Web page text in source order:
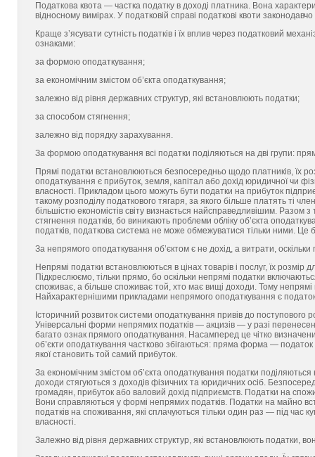
Податкова квота — частка податку в доході платника. Вона
відносному вимірах. У податковій справі податкові квоти
Краще з’ясувати сутність податків і їх вплив через податковий
ознаками:
за формою оподаткування;
за економічним змістом об’єкта оподаткування;
залежно від рівня державних структур, які встановлюють податки;
за способом стягнення;
залежно від порядку зарахування.
За формою оподаткування всі податки поділяються на дві групи:
Прямі податки встановлюються безпосередньо щодо платників, їх
оподаткування є прибуток, земля, капітал або дохід юридичної чи
власності. Прикладом цього можуть бути податки на прибуток
такому розподілу податкового тягаря, за якого більше платять ті
більшістю економістів світу визнається найсправедливішим.
стягнення податків, бо виникають проблеми обліку об’єкта
податків, податкова система не може обмежуватися тільки ними. Це
За непрямого оподаткування об’єктом є не дохід, а витрати, оскільки
Непрямі податки встановлюються в цінах товарів і послуг, їх
Підкреслюємо, тільки прямо, бо оскільки непрямі податки
споживає, а більше споживає той, хто має вищі доходи. Тому
Найхарактернішими прикладами непрямого оподаткування є
Історичний розвиток системи оподаткування привів до
Універсальні форми непрямих податків — акцизів — у разі
багато ознак прямого оподаткування. Насамперед це чітко
об’єкти оподаткування частково збігаються: пряма форма —
якої становить той самий прибуток.
За економічним змістом об’єкта оподаткування податки
доходи стягуються з доходів фізичних та юридичних осіб.
громадян, прибуток або валовий дохід підприємств. Податки на
Вони справляються у формі непрямих податків. Податки на майно
податків на споживання, які сплачуються тільки один раз — під час
власності.
Залежно від рівня державних структур, які встановлюють податки,